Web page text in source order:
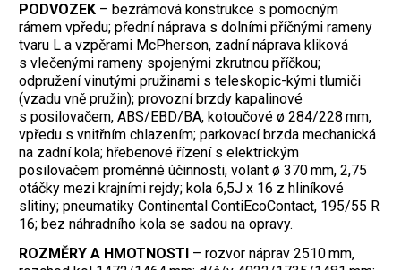
PODVOZEK – bezrámová konstrukce s pomocným
rámem vpředu; přední náprava s dolními příčnými rameny
tvaru L a vzpěrami McPherson, zadní náprava kliková
s vlečenými rameny spojenými zkrutnou příčkou;
odpružení vinutými pružinami s teleskopic-kými tlumiči
(vzadu vně pružin); provozní brzdy kapalinové
s posilovačem, ABS/EBD/BA, kotoučové ø 284/228 mm,
vpředu s vnitřním chlazením; parkovací brzda mechanická
na zadní kola; hřebenové řízení s elektrickým
posilovačem proměnné účinnosti, volant ø 370 mm, 2,75
otáčky mezi krajními rejdy; kola 6,5J x 16 z hliníkové
slitiny; pneumatiky Continental ContiEcoContact, 195/55 R
16; bez náhradního kola se sadou na opravy.
ROZMĚRY A HMOTNOSTI – rozvor náprav 2510 mm,